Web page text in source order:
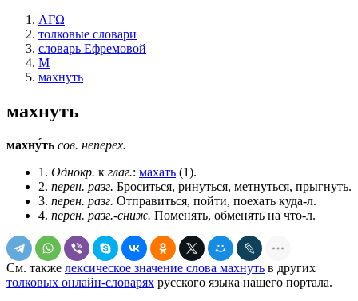
ΛΓΩ
толковые словари
словарь Ефремовой
М
махнуть
махнуть
махну́ть сов. неперех.
1. Однокр. к глаг.: махать (1).
2. перен. разг. Броситься, ринуться, метнуться, прыгнуть.
3. перен. разг. Отправиться, пойти, поехать куда-л.
4. перен. разг.-сниж. Поменять, обменять на что-л.
См. также лексическое значение слова махнуть в других
толковых онлайн-словарях русского языка нашего портала.